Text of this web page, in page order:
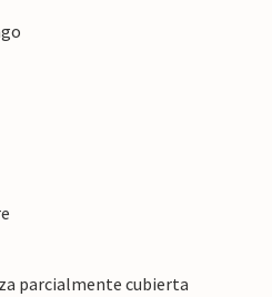
parcialmente cubierta